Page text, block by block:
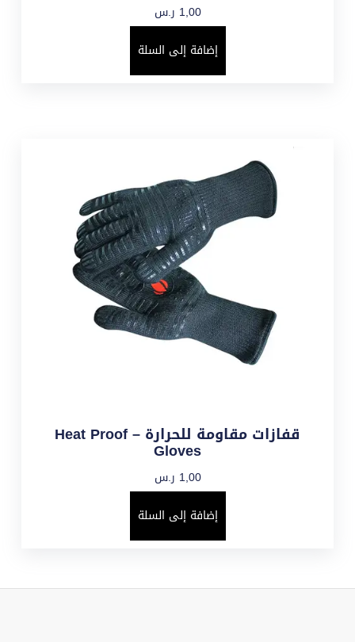
1,00 ر.س
إضافة إلى السلة
قفازات مقاومة للحرارة – Heat Proof
Gloves
1,00 ر.س
إضافة إلى السلة